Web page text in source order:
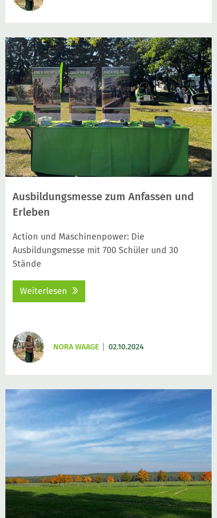
Ausbildungsmesse zum Anfassen und
Erleben
Action und Maschinenpower: Die
Ausbildungsmesse mit 700 Schüler und 30
Stände
Weiterlesen
NORA WAAGE 02.10.2024